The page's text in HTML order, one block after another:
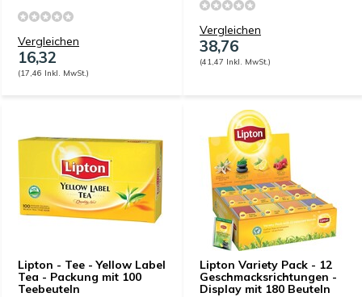
Vergleichen
16,32
(17,46 Inkl. MwSt.)
Vergleichen
38,76
(41,47 Inkl. MwSt.)
Lipton - Tee - Yellow Label
Tea - Packung mit 100
Teebeuteln
Lipton Variety Pack - 12
Geschmacksrichtungen -
Display mit 180 Beuteln